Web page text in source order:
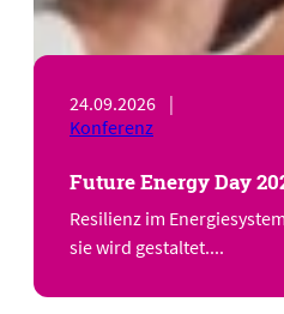
24.09.2026 |
Konferenz
Future Energy Day
Resilienz im
sie wird gestaltet....